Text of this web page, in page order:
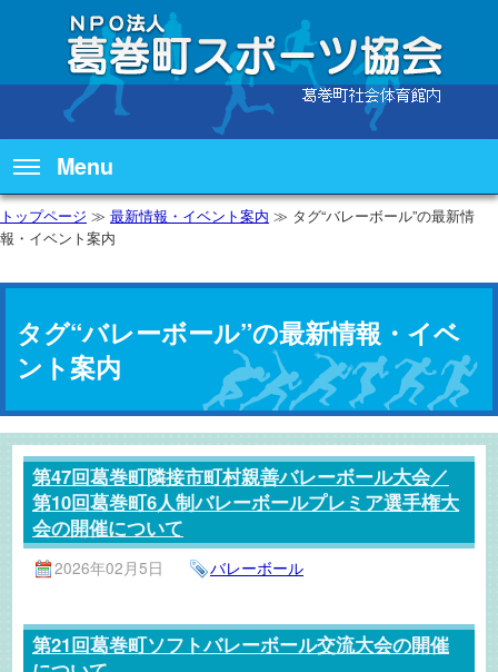
Menu
トップページ ≫ 最新情報・イベント案内 ≫ タグ“バレーボール”の最新情
報・イベント案内
タグ“バレーボール”の最新情報・イベ
ント案内
第47回葛巻町隣接市町村親善バレーボール大会／
第10回葛巻町6人制バレーボールプレミア選手権大
会の開催について
2026年02月5日 バレーボール
第21回葛巻町ソフトバレーボール交流大会の開催